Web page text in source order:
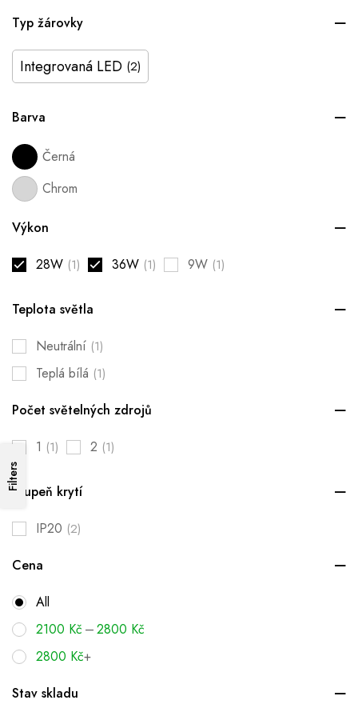
Typ žárovky
Integrovaná LED (2)
Barva
Černá
Chrom
Výkon
28W (1) 36W (1) 9W (1)
Teplota světla
Neutrální (1)
Teplá bílá (1)
Počet světelných zdrojů
1 (1) 2 (1)
Stupeň krytí
IP20 (2)
Cena
All
2100 Kč –2800 Kč
2800 Kč+
Stav skladu
Filters